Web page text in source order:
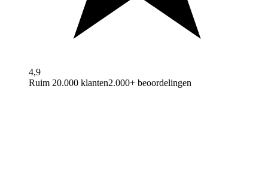
4,9
Ruim 20.000 klanten2.000+ beoordelingen